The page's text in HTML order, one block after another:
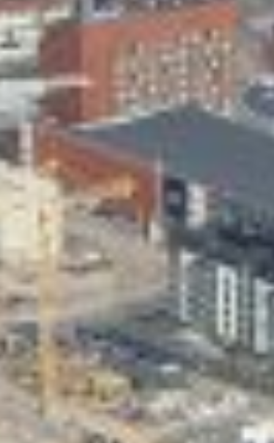
Skeittihalli
Varhaiskasvatus
Ateria- ja välipalamaksut
Mämminiemi
Taideapteekki
Kirjasto
Valon Kaupunki
Lasten Lysti & LystiKylä-festivaali
Ohje
English